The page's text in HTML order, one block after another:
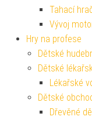
Tahací
Vývoj
Hry na profese
Dětské
Dětské
Lékařské
Dětské
Dřevěné